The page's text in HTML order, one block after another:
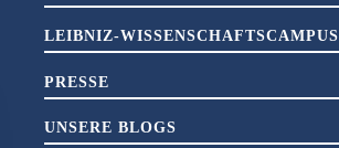
LEIBNIZ-WISSENSCHAFTSCAMPUS
PRESSE
UNSERE BLOGS